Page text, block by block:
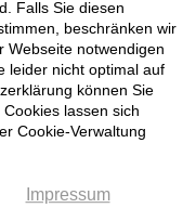
Falls Sie diesen
beschränken wir
Webseite notwendigen
leider nicht optimal auf
können Sie
lassen sich
Cookie-Verwaltung
Impressum